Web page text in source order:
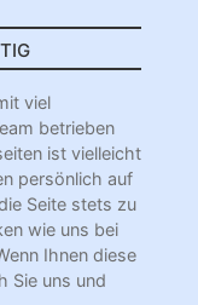
viel
betrieben
ist vielleicht
persönlich auf
Seite stets zu
wie uns bei
Ihnen diese
Sie uns und